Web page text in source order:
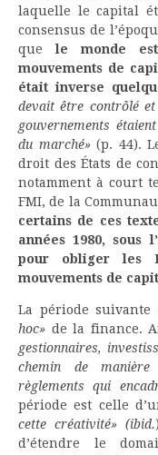
laquelle le capital
consensus de
quele monde
mouvements de
était inverse
devait être contrôlé
gouvernements
du marché»(p. 44).
droit des États de
notamment à court
FMI, de la
certains de ces
années 1980, sous
pour obliger les
mouvements de
La période suivante
hoc» de la finance.
gestionnaires,
chemin de
règlements qui
période est celle
cette créativité» (ibid.
d’étendre le